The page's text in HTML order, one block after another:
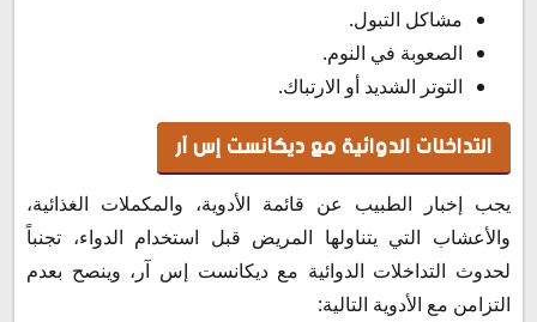
مشاكل التبول.
الصعوبة في النوم.
التوتر الشديد أو الارتباك.
التداخلات الدوائية مع ديكانست إس آر
يجب إخبار الطبيب عن قائمة الأدوية، والمكملات الغذائية،
والأعشاب التي يتناولها المريض قبل استخدام الدواء، تجنباً
لحدوث التداخلات الدوائية مع ديكانست إس آر، وينصح بعدم
التزامن مع الأدوية التالية: